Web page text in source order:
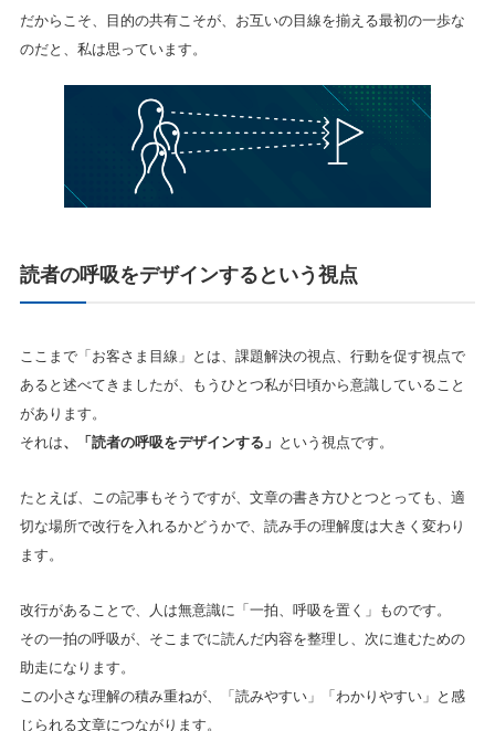
だからこそ、目的の共有こそが、お互いの目線を揃える最初の一歩な
のだと、私は思っています。
読者の呼吸をデザインするという視点
ここまで「お客さま目線」とは、課題解決の視点、行動を促す視点で
あると述べてきましたが、もうひとつ私が日頃から意識していること
があります。
それは、「読者の呼吸をデザインする」 という視点です。
たとえば、この記事もそうですが、文章の書き方ひとつとっても、適
切な場所で改行を入れるかどうかで、読み手の理解度は大きく変わり
ます。
改行があることで、人は無意識に「一拍、呼吸を置く」ものです。
その一拍の呼吸が、そこまでに読んだ内容を整理し、次に進むための
助走になります。
この小さな理解の積み重ねが、「読みやすい」「わかりやすい」と感
じられる文章につながります。